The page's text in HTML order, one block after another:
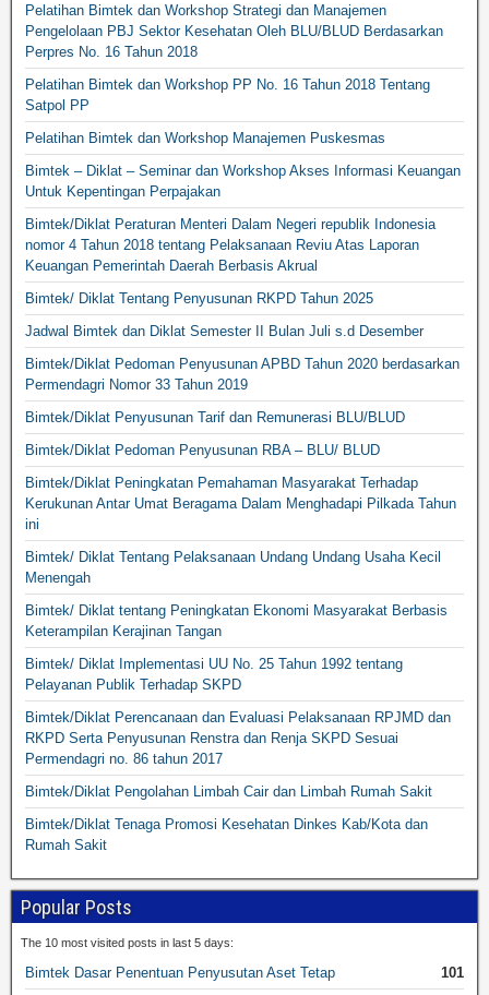
Pelatihan Bimtek dan Workshop Strategi dan Manajemen
Pengelolaan PBJ Sektor Kesehatan Oleh BLU/BLUD Berdasarkan
Perpres No. 16 Tahun 2018
Pelatihan Bimtek dan Workshop PP No. 16 Tahun 2018 Tentang
Satpol PP
Pelatihan Bimtek dan Workshop Manajemen Puskesmas
Bimtek – Diklat – Seminar dan Workshop Akses Informasi Keuangan
Untuk Kepentingan Perpajakan
Bimtek/Diklat Peraturan Menteri Dalam Negeri republik Indonesia
nomor 4 Tahun 2018 tentang Pelaksanaan Reviu Atas Laporan
Keuangan Pemerintah Daerah Berbasis Akrual
Bimtek/ Diklat Tentang Penyusunan RKPD Tahun 2025
Jadwal Bimtek dan Diklat Semester II Bulan Juli s.d Desember
Bimtek/Diklat Pedoman Penyusunan APBD Tahun 2020 berdasarkan
Permendagri Nomor 33 Tahun 2019
Bimtek/Diklat Penyusunan Tarif dan Remunerasi BLU/BLUD
Bimtek/Diklat Pedoman Penyusunan RBA – BLU/ BLUD
Bimtek/Diklat Peningkatan Pemahaman Masyarakat Terhadap
Kerukunan Antar Umat Beragama Dalam Menghadapi Pilkada Tahun
ini
Bimtek/ Diklat Tentang Pelaksanaan Undang Undang Usaha Kecil
Menengah
Bimtek/ Diklat tentang Peningkatan Ekonomi Masyarakat Berbasis
Keterampilan Kerajinan Tangan
Bimtek/ Diklat Implementasi UU No. 25 Tahun 1992 tentang
Pelayanan Publik Terhadap SKPD
Bimtek/Diklat Perencanaan dan Evaluasi Pelaksanaan RPJMD dan
RKPD Serta Penyusunan Renstra dan Renja SKPD Sesuai
Permendagri no. 86 tahun 2017
Bimtek/Diklat Pengolahan Limbah Cair dan Limbah Rumah Sakit
Bimtek/Diklat Tenaga Promosi Kesehatan Dinkes Kab/Kota dan
Rumah Sakit
Popular Posts
The 10 most visited posts in last 5 days:
Bimtek Dasar Penentuan Penyusutan Aset Tetap
101